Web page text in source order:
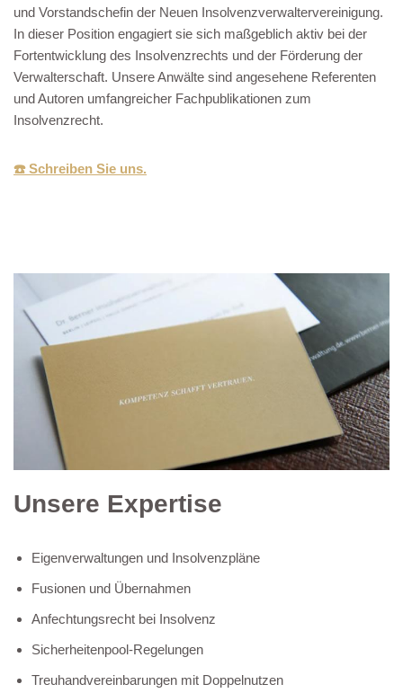
und Vorstandschefin der Neuen Insolvenzverwaltervereinigung.
In dieser Position engagiert sie sich maßgeblich aktiv bei der
Fortentwicklung des Insolvenzrechts und der Förderung der
Verwalterschaft. Unsere Anwälte sind angesehene Referenten
und Autoren umfangreicher Fachpublikationen zum
Insolvenzrecht.
☎️ Schreiben Sie uns.
Unsere Expertise
Eigenverwaltungen und Insolvenzpläne
Fusionen und Übernahmen
Anfechtungsrecht bei Insolvenz
Sicherheitenpool-Regelungen
Treuhandvereinbarungen mit Doppelnutzen